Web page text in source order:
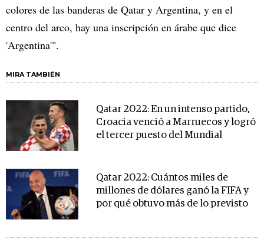
colores de las banderas de Qatar y Argentina, y en el
centro del arco, hay una inscripción en árabe que dice
'Argentina'".
MIRA TAMBIÉN
Qatar 2022: En un intenso partido,
Croacia venció a Marruecos y logró
el tercer puesto del Mundial
Qatar 2022: Cuántos miles de
millones de dólares ganó la FIFA y
por qué obtuvo más de lo previsto